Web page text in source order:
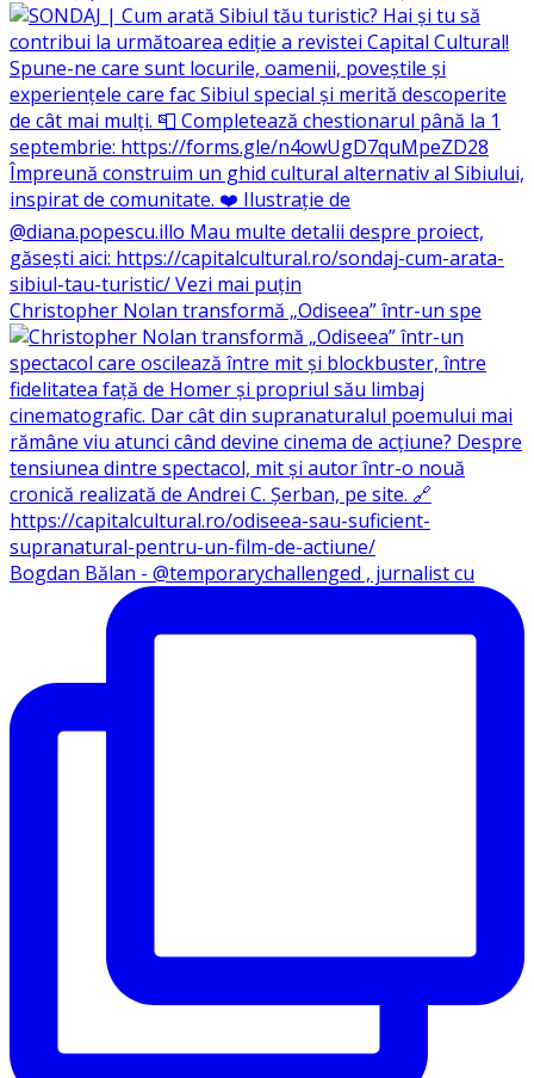
Christopher Nolan transformă „Odiseea” într-un spe
Bogdan Bălan - @temporarychallenged , jurnalist cu